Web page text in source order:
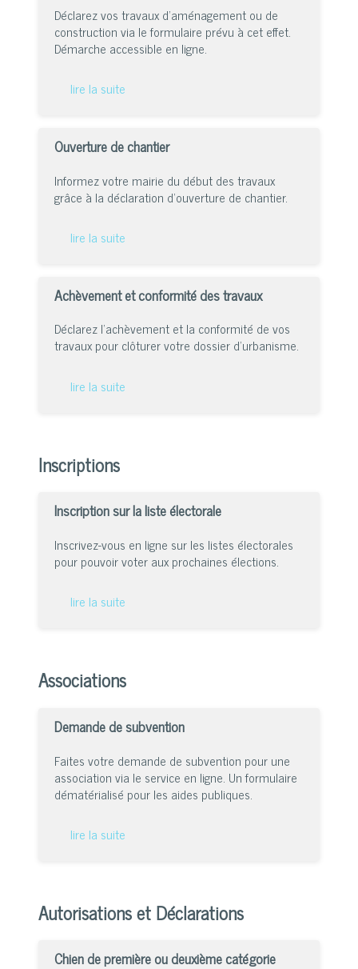
Déclarez vos travaux d’aménagement ou de
construction via le formulaire prévu à cet effet.
Démarche accessible en ligne.
lire la suite
Ouverture de chantier
Informez votre mairie du début des travaux
grâce à la déclaration d’ouverture de chantier.
lire la suite
Achèvement et conformité des travaux
Déclarez l’achèvement et la conformité de vos
travaux pour clôturer votre dossier d’urbanisme.
lire la suite
Inscriptions
Inscription sur la liste électorale
Inscrivez-vous en ligne sur les listes électorales
pour pouvoir voter aux prochaines élections.
lire la suite
Associations
Demande de subvention
Faites votre demande de subvention pour une
association via le service en ligne. Un formulaire
dématérialisé pour les aides publiques.
lire la suite
Autorisations et Déclarations
Chien de première ou deuxième catégorie